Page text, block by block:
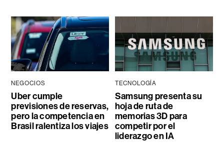
NEGOCIOS
Uber cumple
previsiones de reservas,
pero la competencia en
Brasil ralentiza los viajes
TECNOLOGÍA
Samsung presenta su
hoja de ruta de
memorias 3D para
competir por el
liderazgo en IA